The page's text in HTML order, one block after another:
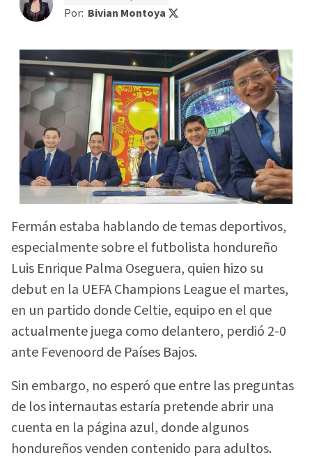
Por: Bivian Montoya
Fermán estaba hablando de temas deportivos,
especialmente sobre el futbolista hondureño
Luis Enrique Palma Oseguera, quien hizo su
debut en la UEFA Champions League el martes,
en un partido donde Celtie, equipo en el que
actualmente juega como delantero, perdió 2-0
ante Fevenoord de Países Bajos.
Sin embargo, no esperó que entre las preguntas
de los internautas estaría pretende abrir una
cuenta en la página azul, donde algunos
hondureños venden contenido para adultos.